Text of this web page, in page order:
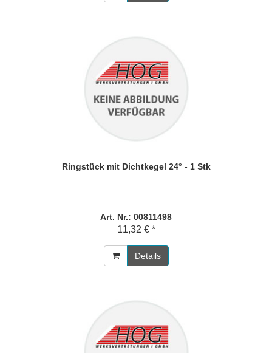
Ringstück mit Dichtkegel 24° - 1 Stk
Art. Nr.: 00811498
11,32 € *
Details